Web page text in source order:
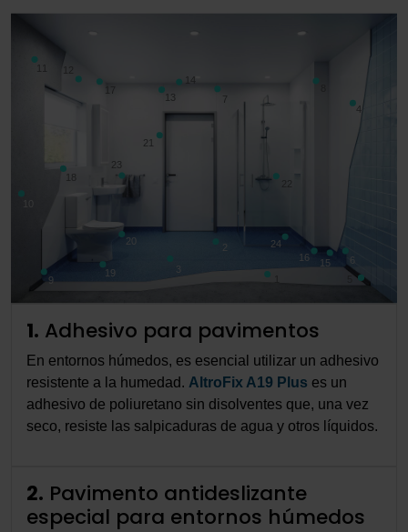
2
3
4
6
7
9
13
14
15
16
17
18
19
20
21
23
24
1. Adhesivo para pavimentos
En entornos húmedos, es esencial utilizar un adhesivo
resistente a la humedad. AltroFix A19 Plus es un
adhesivo de poliuretano sin disolventes que, una vez
seco, resiste las salpicaduras de agua y otros líquidos.
2. Pavimento antideslizante
especial para entornos húmedos